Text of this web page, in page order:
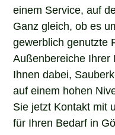
einem Service, auf
Ganz gleich, ob es
gewerblich genutzte
Außenbereiche Ihrer
Ihnen dabei,
auf einem hohen
Sie jetzt Kontakt mit
für Ihren Bedarf in